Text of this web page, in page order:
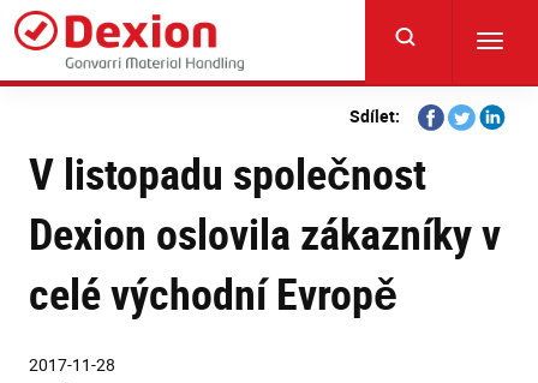
Skip
main
content
Sdílet:
Share
on
Facebook
Share
on
Share
V listopadu společnost
Dexion oslovila zákazníky v
celé východní Evropě
2017-11-28